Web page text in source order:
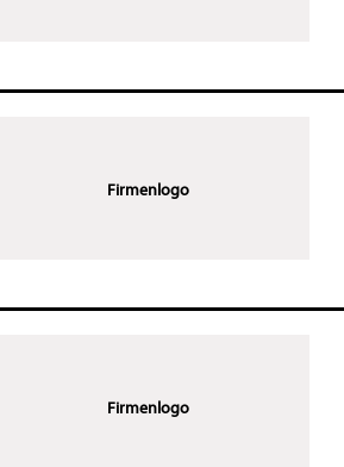
Firmenlogo
Firmenlogo